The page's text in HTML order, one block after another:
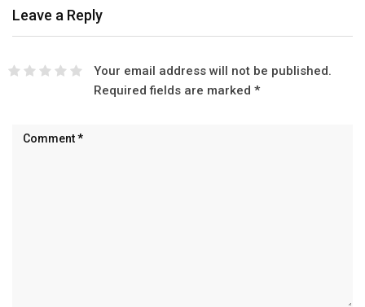
Leave a Reply
Your email address will not be published.
Required fields are marked *